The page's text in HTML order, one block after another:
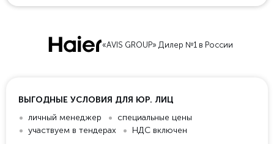
«AVIS GROUP» Дилер №1 в России
ВЫГОДНЫЕ УСЛОВИЯ ДЛЯ ЮР. ЛИЦ
личный менеджер
специальные цены
участвуем в тендерах
НДС включен